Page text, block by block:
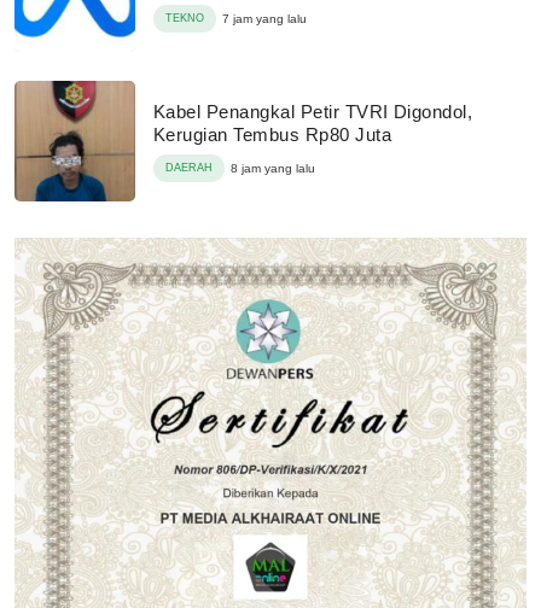
TEKNO 7 jam yang lalu
Kabel Penangkal Petir TVRI Digondol,
Kerugian Tembus Rp80 Juta
DAERAH 8 jam yang lalu